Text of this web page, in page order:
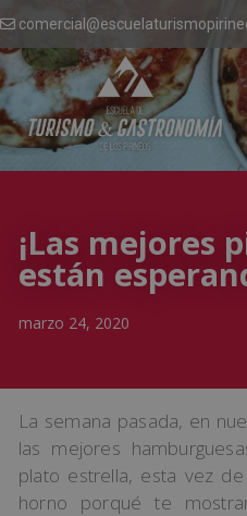
¡Las mejores
están
marzo 24, 2020
La semana pasada, en
las mejores
plato estrella, esta vez
horno porqué te